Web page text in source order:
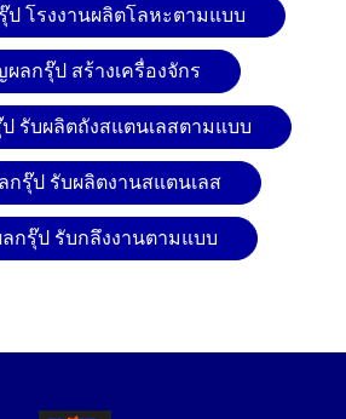
ป โรงงานผลิตโลหะตามแบบ
ผลกรุ๊ป สร้างเครื่องจักร
รับผลิตถังสแตนเลสตามแบบ
กรุ๊ป รับผลิตงานสแตนเลส
กรุ๊ป รับกลึงงานตามแบบ